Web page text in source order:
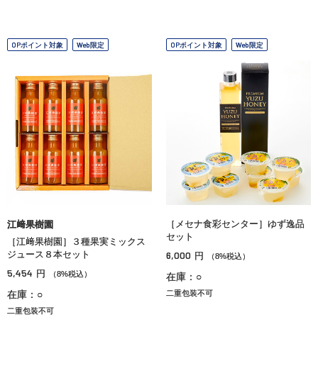
OPポイント対象 Web限定
江﨑果樹園
［江﨑果樹園］３種果実ミックス
ジュース８本セット
5,454 円 （8%税込）
在庫：○
二重包装不可
OPポイント対象 Web限定
［メセナ食彩センター］ゆず逸品
セット
6,000 円 （8%税込）
在庫：○
二重包装不可